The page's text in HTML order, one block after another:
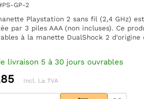
GP-2
Playstation 2 sans fil (2,4 GHz)
par 3 piles AAA (non incluses). Ce
à la manette DualShock 2 d'origine
livraison 5 à 30 jours ouvrables
Incl. La TVA